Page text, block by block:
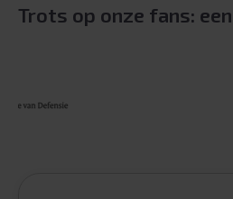
Trots op onze fans: